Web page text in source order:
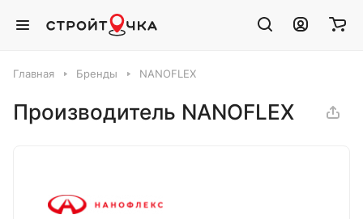
Главная Бренды NANOFLEX
Производитель NANOFLEX